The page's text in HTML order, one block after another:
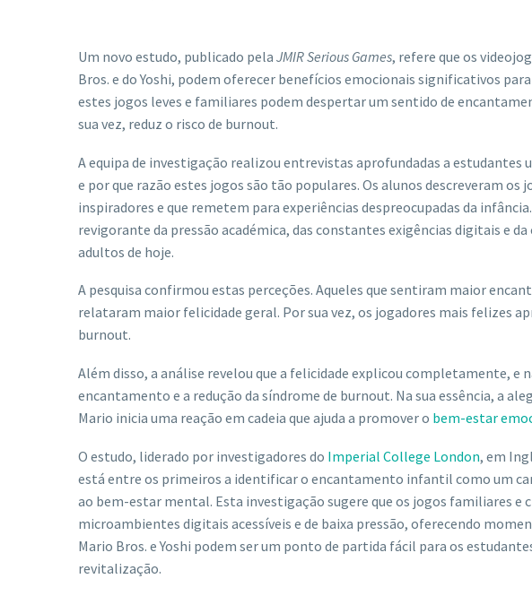
Um novo estudo, publicado pela JMIR Serious Games, refere que os
Bros. e do Yoshi, podem oferecer benefícios emocionais significativos
estes jogos leves e familiares podem despertar um sentido de
sua vez, reduz o risco de burnout.
A equipa de investigação realizou entrevistas aprofundadas a
e por que razão estes jogos são tão populares. Os alunos descreveram os
inspiradores e que remetem para experiências despreocupadas da
revigorante da pressão académica, das constantes exigências digitais e
adultos de hoje.
A pesquisa confirmou estas perceções. Aqueles que sentiram maior
relataram maior felicidade geral. Por sua vez, os jogadores mais felizes
burnout.
Além disso, a análise revelou que a felicidade explicou completamente, e
encantamento e a redução da síndrome de burnout. Na sua essência, a
Mario inicia uma reação em cadeia que ajuda a promover o bem-estar
O estudo, liderado por investigadores do Imperial College London, em
está entre os primeiros a identificar o encantamento infantil como um
ao bem-estar mental. Esta investigação sugere que os jogos familiares
microambientes digitais acessíveis e de baixa pressão, oferecendo
Mario Bros. e Yoshi podem ser um ponto de partida fácil para os
revitalização.